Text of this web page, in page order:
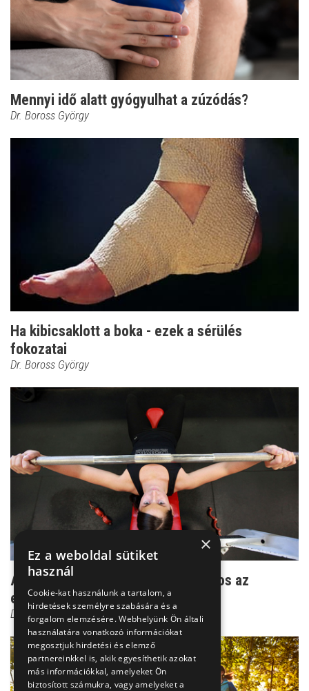
Mennyi idő alatt gyógyulhat a zúzódás?
Dr. Boross György
Ha kibicsaklott a boka - ezek a sérülés
fokozatai
Dr. Boross György
Amikor a rendszeres sportolás káros az
egészségre
Dr. Boross György
×
Ez a weboldal sütiket
használ
Cookie-kat használunk a tartalom, a
hirdetések személyre szabására és a
forgalom elemzésére. Webhelyünk Ön általi
használatára vonatkozó információkat
megosztjuk hirdetési és elemző
partnereinkkel is, akik egyesíthetik azokat
más információkkal, amelyeket Ön
biztosított számukra, vagy amelyeket a